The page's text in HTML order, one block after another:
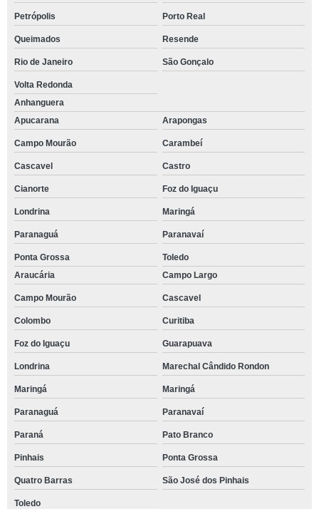
Petrópolis Porto Real
Queimados Resende
Rio de Janeiro São Gonçalo
Volta Redonda
Anhanguera
Apucarana
Arapongas
Campo Mourão Carambeí
Cascavel Castro
Cianorte Foz do Iguaçu
Londrina Maringá
Paranaguá Paranavaí
Ponta Grossa
Toledo
Araucária
Campo Largo
Campo Mourão Cascavel
Colombo Curitiba
Foz do Iguaçu Guarapuava
Londrina Marechal Cândido Rondon
Maringá Maringá
Paranaguá Paranavaí
Paraná Pato Branco
Pinhais Ponta Grossa
Quatro Barras São José dos Pinhais
Toledo